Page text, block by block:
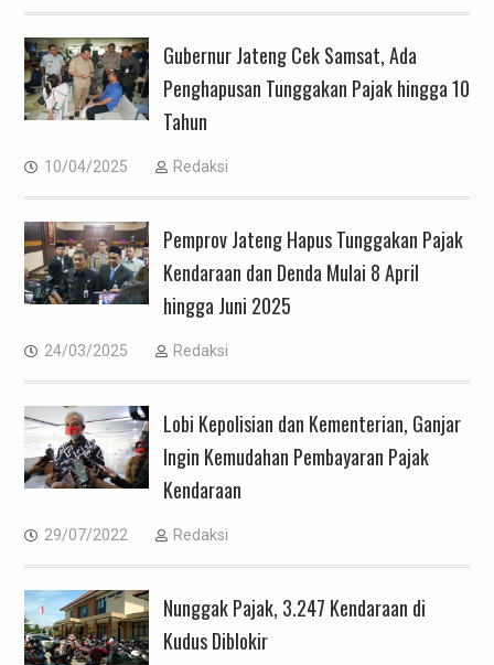
Gubernur Jateng Cek Samsat, Ada
Penghapusan Tunggakan Pajak hingga 10
Tahun
10/04/2025 Redaksi
Pemprov Jateng Hapus Tunggakan Pajak
Kendaraan dan Denda Mulai 8 April
hingga Juni 2025
24/03/2025 Redaksi
Lobi Kepolisian dan Kementerian, Ganjar
Ingin Kemudahan Pembayaran Pajak
Kendaraan
29/07/2022 Redaksi
Nunggak Pajak, 3.247 Kendaraan di
Kudus Diblokir